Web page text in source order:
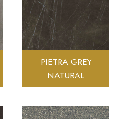
PIETRA GREY
NATURAL